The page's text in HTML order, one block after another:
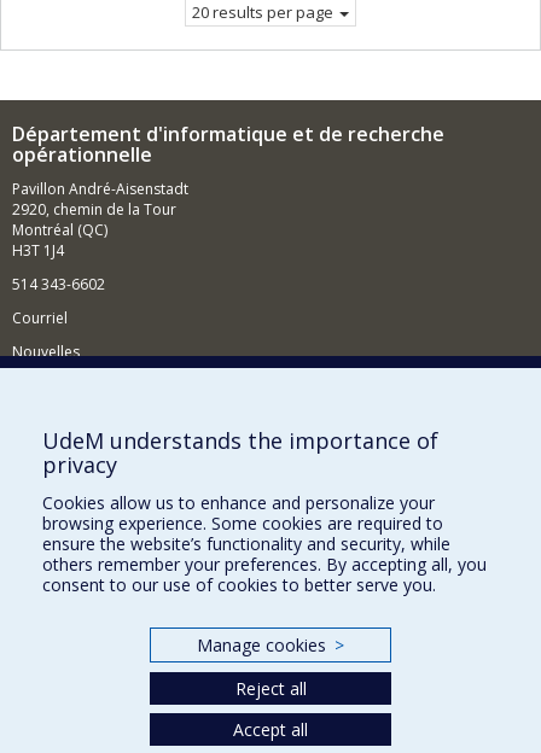
20 results per page
Département d'informatique et de recherche
opérationnelle
Pavillon André-Aisenstadt
2920, chemin de la Tour
Montréal (QC)
H3T 1J4
514 343-6602
Courriel
Nouvelles
Comment soutenir le Département?
BESOIN D'AIDE?
Plan du site
Signaler une erreur
Accessibilité
Nos départements et écoles
UdeM understands the importance of
privacy
Cookies allow us to enhance and personalize your
browsing experience. Some cookies are required to
ensure the website’s functionality and security, while
others remember your preferences. By accepting all, you
consent to our use of cookies to better serve you.
Manage cookies >
Reject all
Accept all